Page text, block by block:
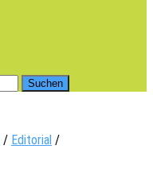
/ Editorial /